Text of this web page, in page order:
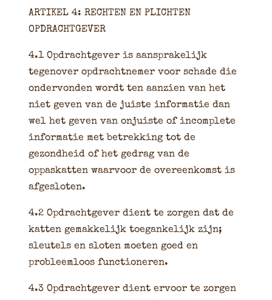
ARTIKEL 4: RECHTEN EN PLICHTEN
OPDRACHTGEVER
4.1 Opdrachtgever is aansprakelijk
tegenover opdrachtnemer voor schade die
ondervonden wordt ten aanzien van het
niet geven van de juiste informatie dan
wel het geven van onjuiste of incomplete
informatie met betrekking tot de
gezondheid of het gedrag van de
oppaskatten waarvoor de overeenkomst is
afgesloten.
4.2 Opdrachtgever dient te zorgen dat de
katten gemakkelijk toegankelijk zijn;
sleutels en sloten moeten goed en
probleemloos functioneren.
4.3 Opdrachtgever dient ervoor te zorgen